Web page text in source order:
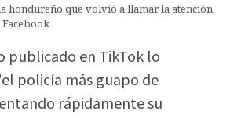
hondureño que volvió a llamar la atención
Facebook
publicado en TikTok lo
policía más guapo de
rápidamente su